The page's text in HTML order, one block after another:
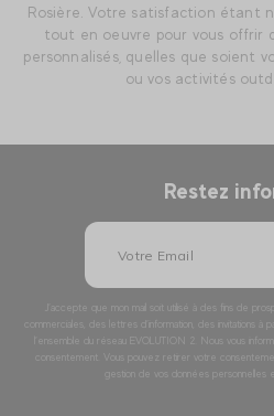
Rosière. Votre satisfaction étant
tout en oeuvre pour vous offrir
personnalisés, quelles que soient
ou vos activités
Restez
J’accepte que mon mail soit utilisé à des fins de
commerciales, des lettres d’information, des invitations à
l’ensemble du réseau EVOLUTION 2. Nous vous
consentement. Vous pouvez retirer votre
gestion de vos données personnelles